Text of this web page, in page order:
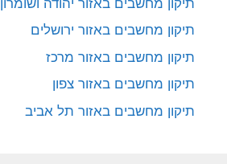
תיקון מחשבים באזור ירושלים
תיקון מחשבים באזור מרכז
תיקון מחשבים באזור צפון
תיקון מחשבים באזור תל אביב